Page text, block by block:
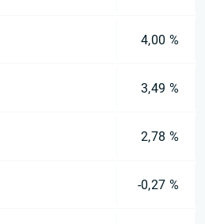
4,00 %
3,49 %
2,78 %
-0,27 %